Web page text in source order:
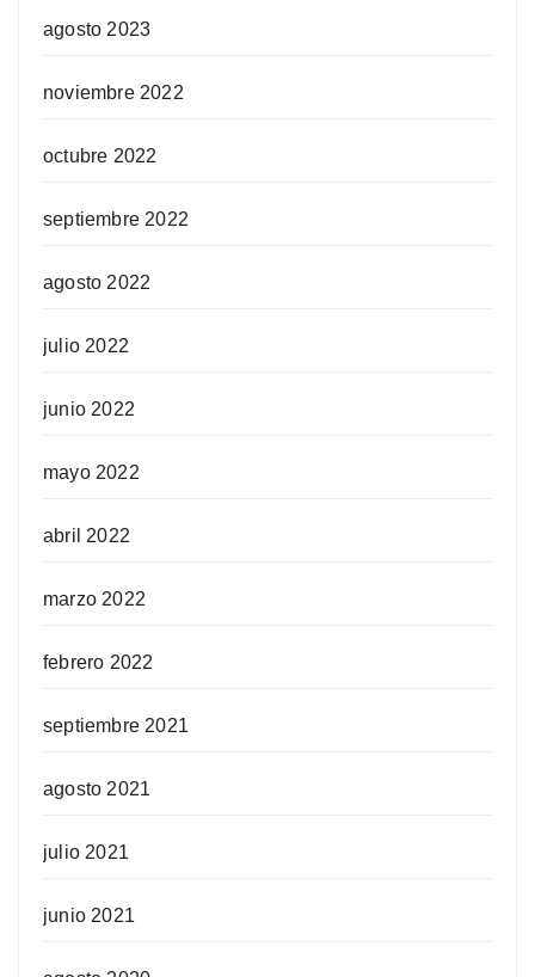
agosto 2023
noviembre 2022
octubre 2022
septiembre 2022
agosto 2022
julio 2022
junio 2022
mayo 2022
abril 2022
marzo 2022
febrero 2022
septiembre 2021
agosto 2021
julio 2021
junio 2021